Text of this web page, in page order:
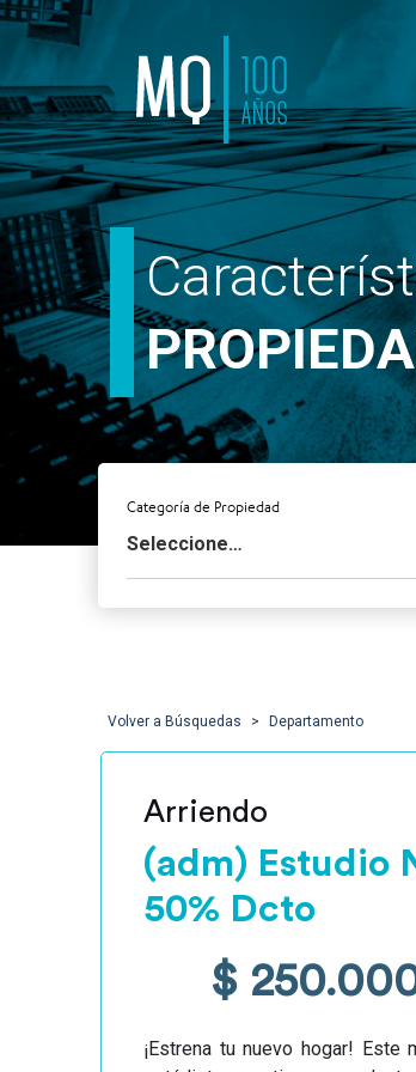
Categoría de Propiedad
Volver a Búsquedas Departamento
Arriendo
(adm) Estudio
50% Dcto
$
¡Estrena tu nuevo hogar! Este